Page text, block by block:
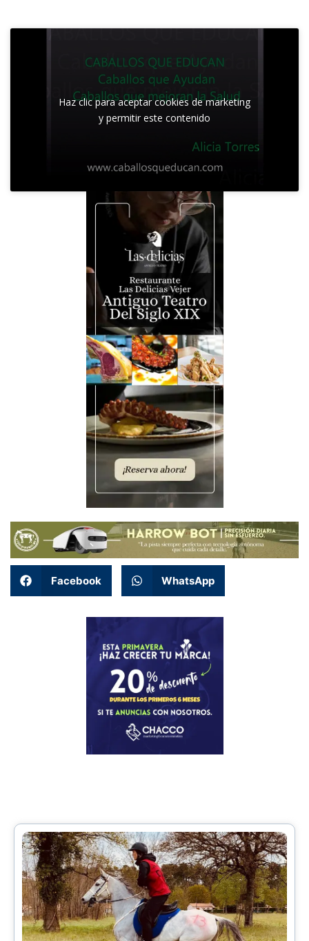
Haz clic para aceptar cookies de marketing
y permitir este contenido
Facebook WhatsApp